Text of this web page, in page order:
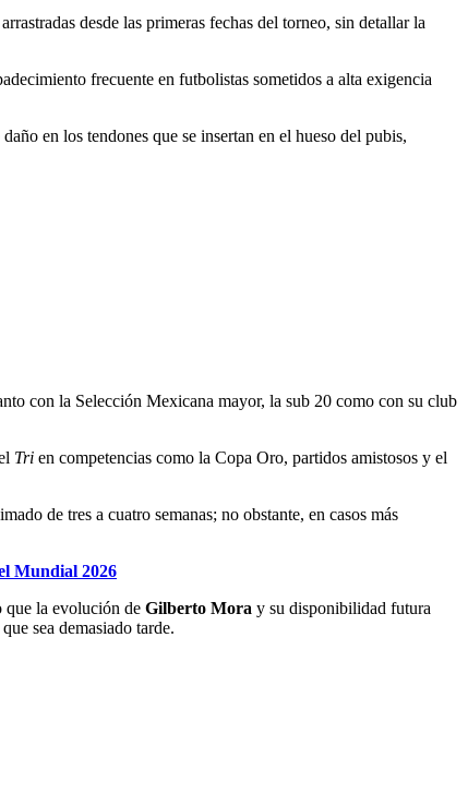
desde las primeras fechas del torneo, sin detallar la
frecuente en futbolistas sometidos a alta exigencia
en los tendones que se insertan en el hueso del pubis,
con la Selección Mexicana mayor, la sub 20 como con su club
Tri en competencias como la Copa Oro, partidos amistosos y el
de tres a cuatro semanas; no obstante, en casos más
Mundial 2026
que la evolución de Gilberto Mora y su disponibilidad futura
sea demasiado tarde.